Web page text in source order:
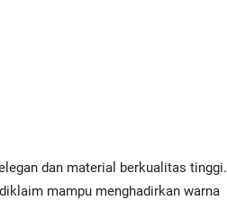
dan material berkualitas tinggi.
mampu menghadirkan warna